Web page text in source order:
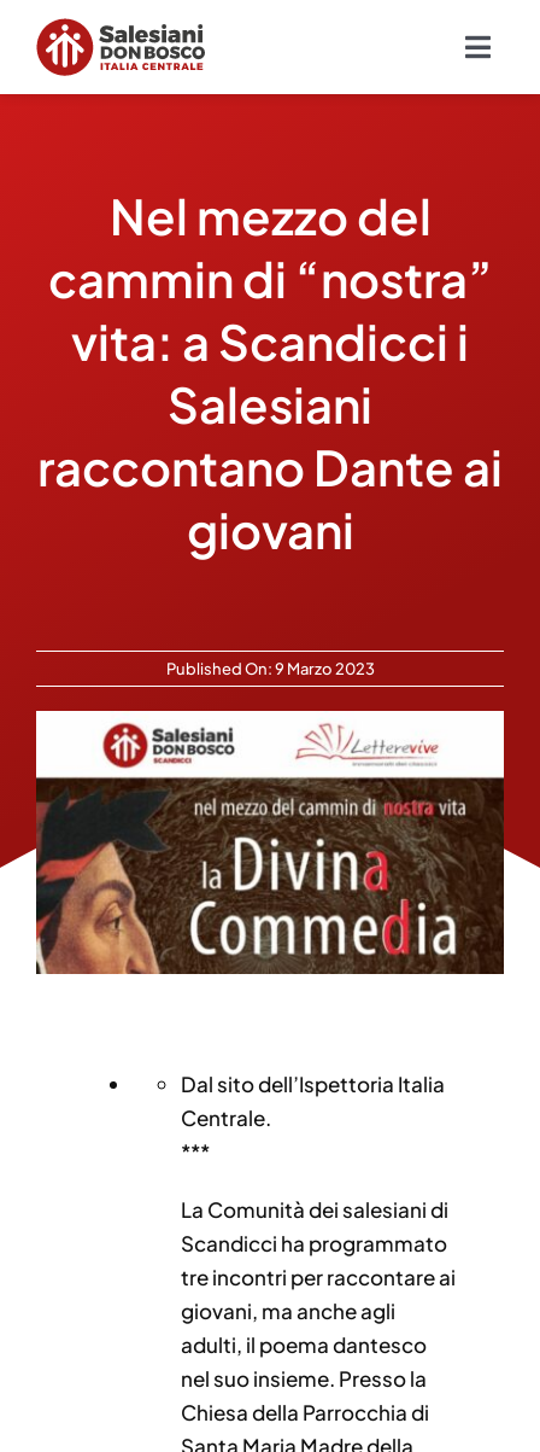
contenuto
Ambiti
Ambienti educativi e servizi
Nel mezzo del
cammin di “nostra”
vita: a Scandicci i
Salesiani
raccontano Dante ai
giovani
Published On: 9 Marzo 2023
Dal sito dell’Ispettoria Italia
Centrale.
***
La Comunità dei salesiani di
Scandicci ha programmato
tre incontri per raccontare ai
giovani, ma anche agli
adulti, il poema dantesco
nel suo insieme. Presso la
Chiesa della Parrocchia di
Santa Maria Madre della